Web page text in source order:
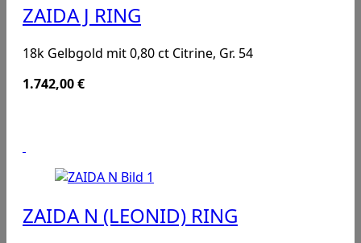
ZAIDA J RING
18k Gelbgold mit 0,80 ct Citrine, Gr. 54
1.742,00€
ZAIDA N (LEONID) RING